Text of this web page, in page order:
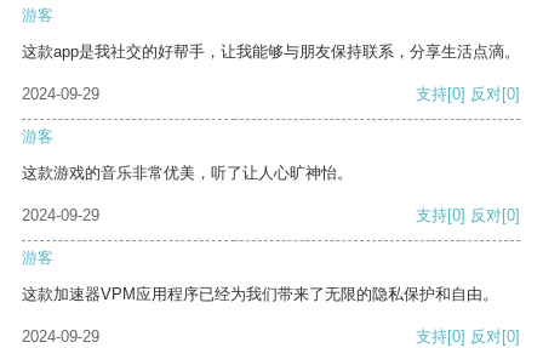
游客
这款app是我社交的好帮手，让我能够与朋友保持联系，分享生活点滴。
2024-09-29 支持[0] 反对[0]
游客
这款游戏的音乐非常优美，听了让人心旷神怡。
2024-09-29 支持[0] 反对[0]
游客
这款加速器VPM应用程序已经为我们带来了无限的隐私保护和自由。
2024-09-29 支持[0] 反对[0]